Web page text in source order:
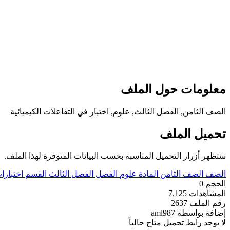
معلومات حول الملف
الصف الثامن, الفصل الثالث, علوم, اختبار في التفاعلات الكيميائية
تحميل الملف
ستظهر أزرار التحميل المناسبة بحسب البيانات المتوفرة لهذا الملف.
الصف الصف الثامن المادة علوم الفصل الفصل الثالث القسم
الحجم 0
المشاهدات 7,125
رقم الملف 2637
إضافة بواسطة aml987
لا يوجد رابط تحميل متاح حالياً